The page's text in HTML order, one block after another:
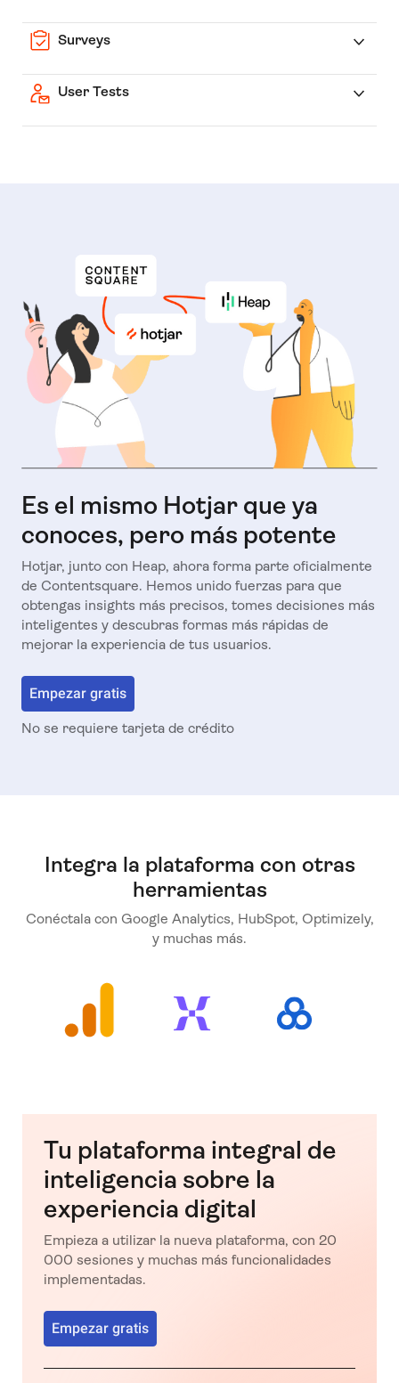
Surveys
User Tests
Es el mismo Hotjar que ya
conoces, pero más potente
Hotjar, junto con Heap, ahora forma parte oficialmente
de Contentsquare. Hemos unido fuerzas para que
obtengas insights más precisos, tomes decisiones más
inteligentes y descubras formas más rápidas de
mejorar la experiencia de tus usuarios.
Empezar gratis
No se requiere tarjeta de crédito
Integra la plataforma con otras
herramientas
Conéctala con Google Analytics, HubSpot, Optimizely,
y muchas más.
Tu plataforma integral de
inteligencia sobre la
experiencia digital
Empieza a utilizar la nueva plataforma, con 20
000 sesiones y muchas más funcionalidades
implementadas.
Empezar gratis